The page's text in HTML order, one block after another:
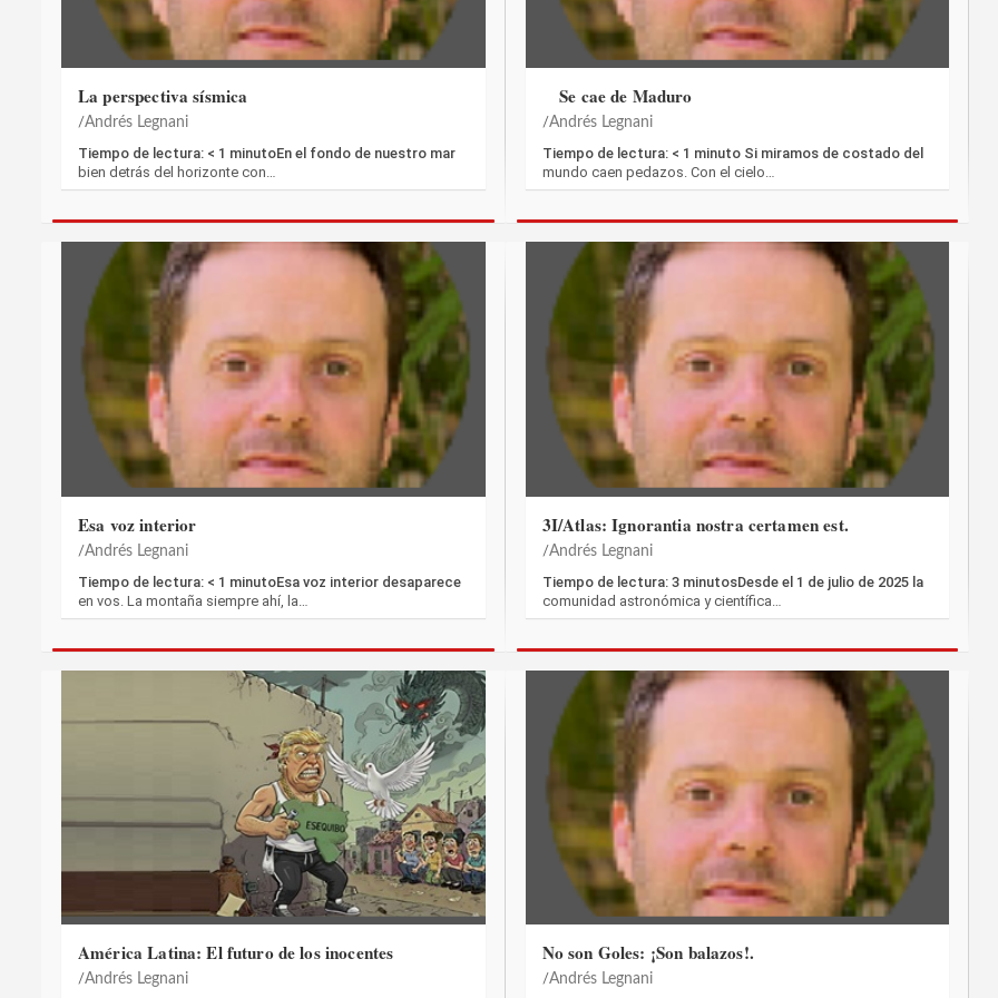
La perspectiva sísmica
Andrés Legnani
Tiempo de lectura: < 1 minutoEn el fondo de nuestro mar
bien detrás del horizonte con…
Se cae de Maduro
Andrés Legnani
Tiempo de lectura: < 1 minuto Si miramos de costado del
mundo caen pedazos. Con el cielo…
Esa voz interior
Andrés Legnani
Tiempo de lectura: < 1 minutoEsa voz interior desaparece
en vos. La montaña siempre ahí, la…
3I/Atlas: Ignorantia nostra certamen est.
Andrés Legnani
Tiempo de lectura: 3 minutosDesde el 1 de julio de 2025 la
comunidad astronómica y científica…
América Latina: El futuro de los inocentes
Andrés Legnani
No son Goles: ¡Son balazos!.
Andrés Legnani